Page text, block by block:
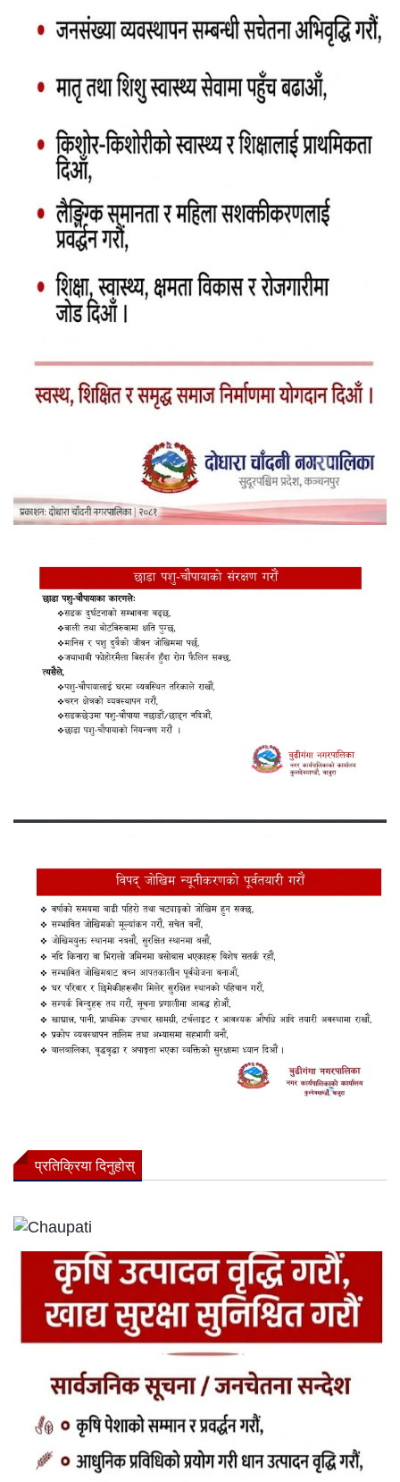
प्रतिक्रिया दिनुहोस्